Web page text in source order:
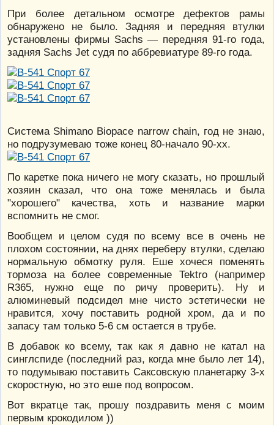
При более детальном осмотре дефектов рамы
обнаружено не было. Задняя и передняя втулки
установлены фирмы Sachs — передняя 91-го года,
задняя Sachs Jet судя по аббревиатуре 89-го года.
Система Shimano Biopace narrow chain, год не знаю,
но подрузумеваю тоже конец 80-начало 90-хх.
По каретке пока ничего не могу сказать, но прошлый
хозяин сказал, что она тоже менялась и была
"хорошего" качества, хоть и название марки
вспомнить не смог.
Вообщем и целом судя по всему все в очень не
плохом состоянии, на днях переберу втулки, сделаю
нормальную обмотку руля. Еше хочеся поменять
тормоза на более современные Tektro (например
R365, нужно еще по ричу проверить). Ну и
алюминевый подсидел мне чисто эстетически не
нравится, хочу поставить родной хром, да и по
запасу там только 5-6 см остается в трубе.
В добавок ко всему, так как я давно не катал на
синглспиде (последний раз, когда мне было лет 14),
то подумываю поставить Саксовскую планетарку 3-х
скоростную, но это еше под вопросом.
Вот вкратце так, прошу поздравить меня с моим
первым крокодилом ))